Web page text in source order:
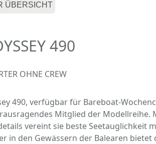
ÜBERSICHT
490
OHNE CREW
490, verfügbar für Bareboat-
Mitglied der
vereint sie beste Seetauglichkeit
in den Gewässern der Balearen